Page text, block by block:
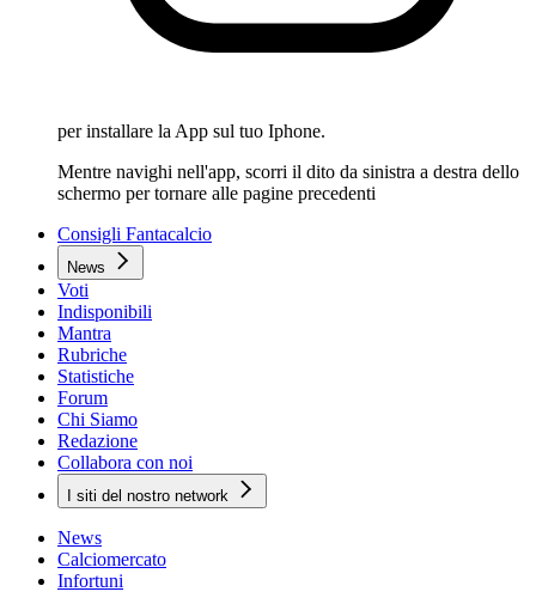
per installare la App sul tuo Iphone.
Mentre navighi nell'app, scorri il dito da sinistra a destra dello
schermo per tornare alle pagine precedenti
Consigli Fantacalcio
News
Voti
Indisponibili
Mantra
Rubriche
Statistiche
Forum
Chi Siamo
Redazione
Collabora con noi
I siti del nostro network
News
Calciomercato
Infortuni